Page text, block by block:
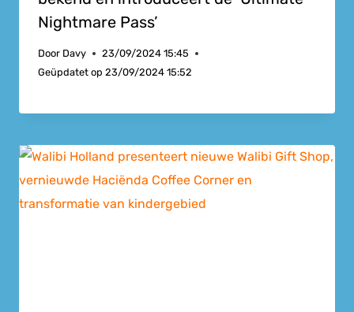
Nightmare Pass’
Door Davy
23/09/2024 15:45
Geüpdatet op 23/09/2024 15:52